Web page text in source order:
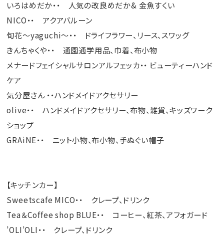
いろはめだか・・ 人気の改良めだか& 金魚すくい
NICO・・ アクアバルーン
旬花～yaguchi～・・ ドライフラワー、リース、スワッグ
きんちゃくや・・ 通園通学用品、巾着、布小物
メナードフェイシャルサロンアルフェッカ・・ ビューティーハンド
ケア
気分屋さん ・・ハンドメイドアクセサリー
olive・・ ハンドメイドアクセサリー、布物、雑貨、キッズワーク
ショップ
GRAiNE・・ ニット小物、布小物、手ぬぐい帽子
【キッチンカー】
Sweetscafe MICO・・ クレープ、ドリンク
Tea＆Coffee shop BLUE・・ コーヒー、紅茶、アフォガード
’OLI’OLI・・ クレープ、ドリンク